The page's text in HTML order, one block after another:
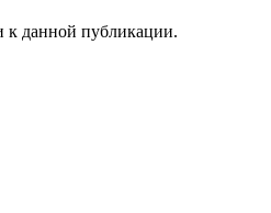
к данной публикации.